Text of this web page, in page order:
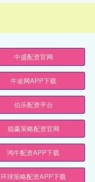
中盛配资官网
牛途网APP下载
伯乐配资平台
稳赢策略配资官网
鸿牛配资APP下载
环球策略配资APP下载